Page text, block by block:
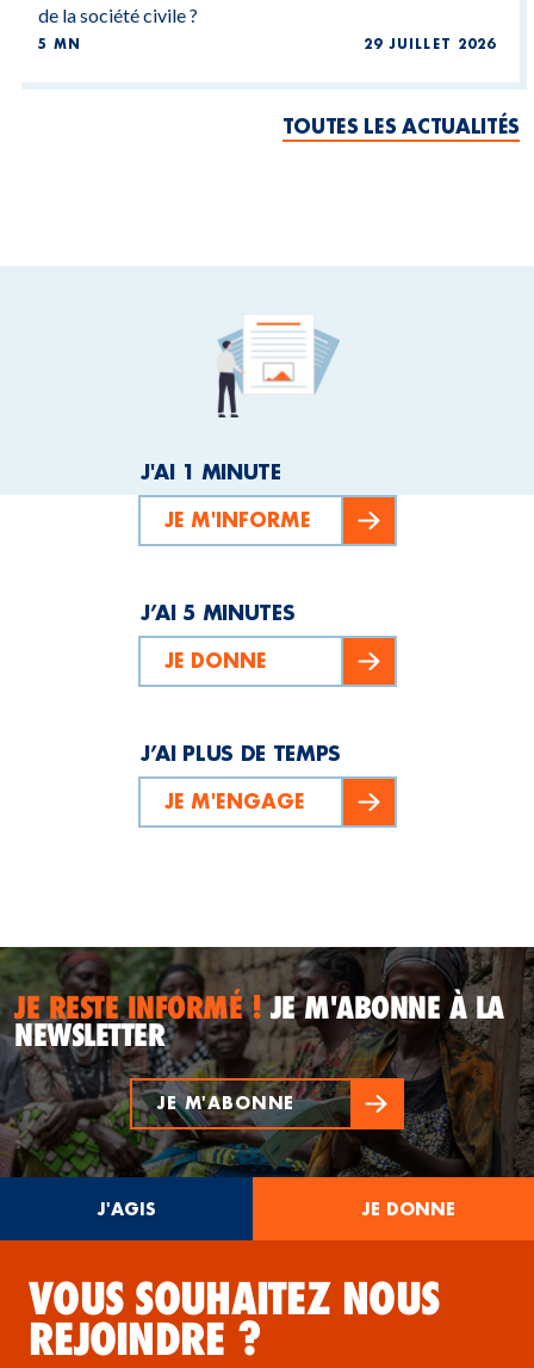
de la société civile ?
5 MN 29 JUILLET 2026
TOUTES LES ACTUALITÉS
J'AI 1 MINUTE
JE M'INFORME
J’AI 5 MINUTES
JE DONNE
J’AI PLUS DE TEMPS
JE M'ENGAGE
JE RESTE INFORMÉ !JE M'ABONNE À LA
NEWSLETTER
JE M'ABONNE
J'AGIS JE DONNE
VOUS SOUHAITEZ NOUS
REJOINDRE ?